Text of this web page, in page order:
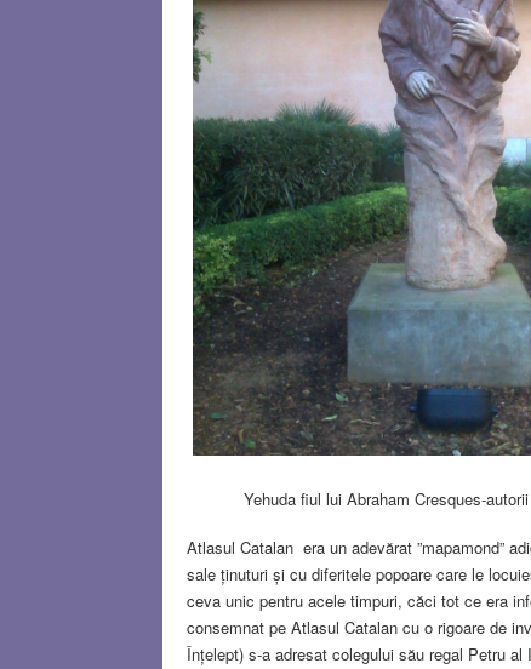
Yehuda fiul lui Abraham Cresques-
Atlasul Catalan era un adevărat ”mapamond”
sale ținuturi și cu diferitele popoare care le
ceva unic pentru acele timpuri, căci tot ce era
consemnat pe Atlasul Catalan cu o rigoare de
Înțelept) s-a adresat colegului său regal Petru